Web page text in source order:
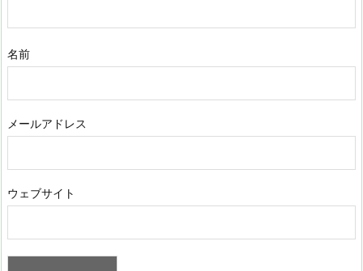
名前
メールアドレス
ウェブサイト